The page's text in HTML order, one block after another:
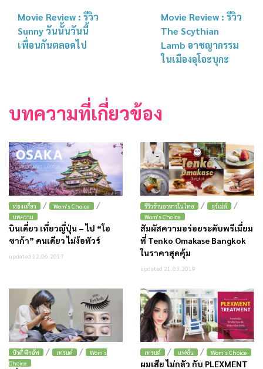
Movie Review : รีวิว
Sunny วันนั้นวันนี้
เพื่อนกันตลอดไป
Movie Review : รีวิว
The Scythian
Lamb อาชญากรรม
ในเมืองอุโอะบุกะ
บทความที่เกี่ยวข้อง
ท่องเที่ยว / Wom's Choice /
บทความ
บินเดี่ยว เที่ยวญี่ปุ่น – ไป “โอ
ซาก้า” คนเดียว ไม่ง้อทัวร์
updated 12.06.2017
รีวิวร้านอาหารในไทย / กูร์เม่ต์ /
Wom's Choice
สัมผัสความอร่อยระดับพรีเมี่ยม
ที่ Tenko Omakase Bangkok
ในราคาสุดคุ้ม
updated 21.03.2019
บิวตี้ พิกอัพ / เทรนด์ /
Wom's
Choice
เทรนด์ / แฟชั่น / Wom's Choice
ผมเสีย ไม่กลัว กับ PLEXMENT